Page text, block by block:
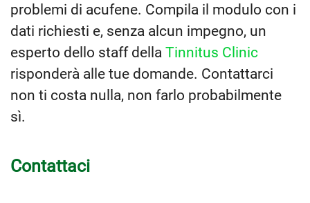
problemi di acufene. Compila il modulo con i
dati richiesti e, senza alcun impegno, un
esperto dello staff della Tinnitus Clinic
risponderà alle tue domande. Contattarci
non ti costa nulla, non farlo probabilmente
sì.
Contattaci